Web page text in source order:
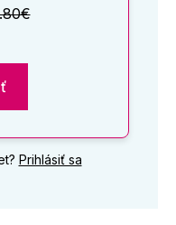
Prihlásiť sa